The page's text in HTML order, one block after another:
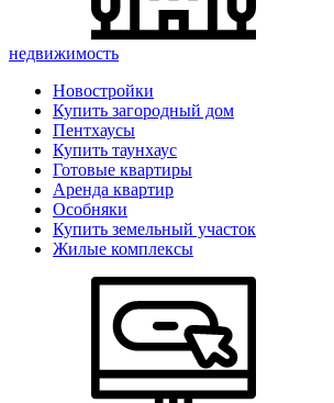
недвижимость
Новостройки
Купить загородный дом
Пентхаусы
Купить таунхаус
Готовые квартиры
Аренда квартир
Особняки
Купить земельный участок
Жилые комплексы